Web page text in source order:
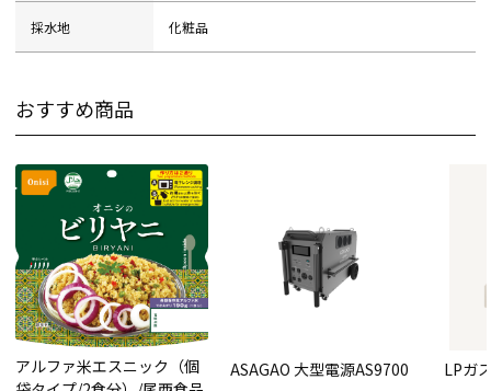
採水地 化粧品
おすすめ商品
アルファ米エスニック（個
ASAGAO 大型電源AS9700 LPガ